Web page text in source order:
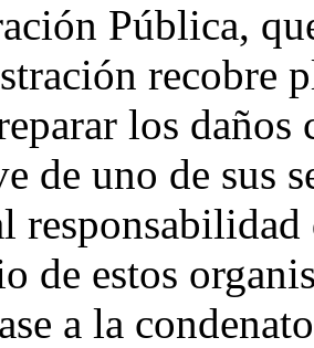
Pública,
recobre
los
de uno de sus
de estos
a la